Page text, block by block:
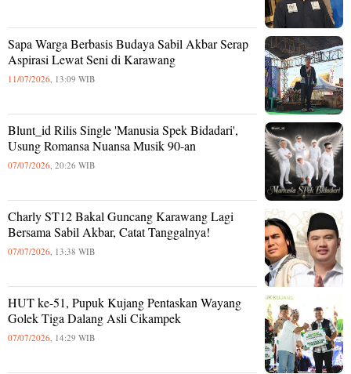
Sapa Warga Berbasis Budaya Sabil Akbar Serap
Aspirasi Lewat Seni di Karawang
11/07/2026, 13:09 WIB
Blunt_id Rilis Single 'Manusia Spek Bidadari',
Usung Romansa Nuansa Musik 90-an
07/07/2026, 20:26 WIB
Charly ST12 Bakal Guncang Karawang Lagi
Bersama Sabil Akbar, Catat Tanggalnya!
07/07/2026, 13:38 WIB
HUT ke-51, Pupuk Kujang Pentaskan Wayang
Golek Tiga Dalang Asli Cikampek
07/07/2026, 14:29 WIB